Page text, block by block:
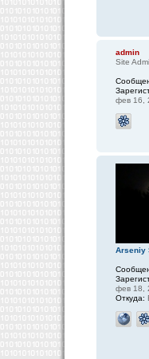
admin
Site
фев 16,
Arseniy
фев 18,
Откуда: